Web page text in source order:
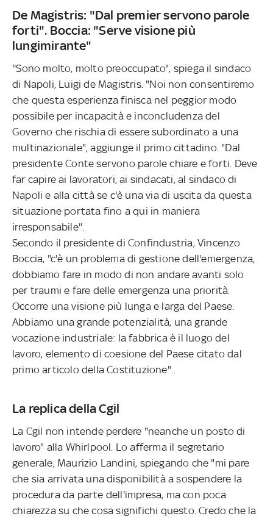
De Magistris: "Dal premier servono parole
forti". Boccia: "Serve visione più
lungimirante"
''Sono molto, molto preoccupato", spiega il sindaco
di Napoli, Luigi de Magistris. "Noi non consentiremo
che questa esperienza finisca nel peggior modo
possibile per incapacità e inconcludenza del
Governo che rischia di essere subordinato a una
multinazionale", aggiunge il primo cittadino. "Dal
presidente Conte servono parole chiare e forti. Deve
far capire ai lavoratori, ai sindacati, al sindaco di
Napoli e alla città se c'è una via di uscita da questa
situazione portata fino a qui in maniera
irresponsabile''.
Secondo il presidente di Confindustria, Vincenzo
Boccia, "c'è un problema di gestione dell'emergenza,
dobbiamo fare in modo di non andare avanti solo
per traumi e fare delle emergenza una priorità.
Occorre una visione più lunga e larga del Paese.
Abbiamo una grande potenzialità, una grande
vocazione industriale: la fabbrica è il luogo del
lavoro, elemento di coesione del Paese citato dal
primo articolo della Costituzione".
La replica della Cgil
La Cgil non intende perdere "neanche un posto di
lavoro" alla Whirlpool. Lo afferma il segretario
generale, Maurizio Landini, spiegando che "mi pare
che sia arrivata una disponibilità a sospendere la
procedura da parte dell'impresa, ma con poca
chiarezza su che cosa significhi questo. Credo che la